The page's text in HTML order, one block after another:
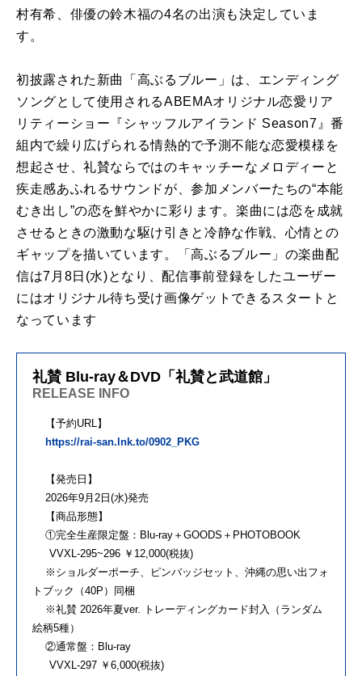
村有希、俳優の鈴木福の4名の出演も決定していま
す。
初披露された新曲「高ぶるブルー」は、エンディング
ソングとして使用されるABEMAオリジナル恋愛リア
リティーショー『シャッフルアイランド Season7』番
組内で繰り広げられる情熱的で予測不能な恋愛模様を
想起させ、礼賛ならではのキャッチーなメロディーと
疾走感あふれるサウンドが、参加メンバーたちの“本能
むき出し”の恋を鮮やかに彩ります。楽曲には恋を成就
させるときの激動な駆け引きと冷静な作戦、心情との
ギャップを描いています。「高ぶるブルー」の楽曲配
信は7月8日(水)となり、配信事前登録をしたユーザー
にはオリジナル待ち受け画像ゲットできるスタートと
なっています
礼賛 Blu-ray＆DVD「礼賛と武道館」
RELEASE INFO
【予約URL】
https://rai-san.lnk.to/0902_PKG
【発売日】
2026年9月2日(水)発売
【商品形態】
①完全生産限定盤：Blu-ray＋GOODS＋PHOTOBOOK
VVXL-295~296 ￥12,000(税抜)
※ショルダーポーチ、ピンバッジセット、沖縄の思い出フォ
トブック（40P）同梱
※礼賛 2026年夏ver. トレーディングカード封入（ランダム
絵柄5種）
②通常盤：Blu-ray
VVXL-297 ￥6,000(税抜)